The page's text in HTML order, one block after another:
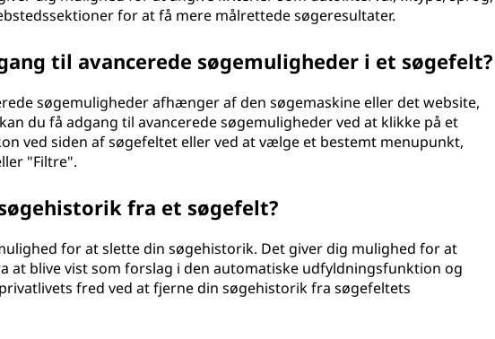
for at få mere målrettede søgeresultater.
til avancerede søgemuligheder i et søgefelt?
søgemuligheder afhænger af den søgemaskine eller det website,
du få adgang til avancerede søgemuligheder ved at klikke på et
ved siden af søgefeltet eller ved at vælge et bestemt menupunkt,
"Filtre".
fra et søgefelt?
for at slette din søgehistorik. Det giver dig mulighed for at
at blive vist som forslag i den automatiske udfyldningsfunktion og
fred ved at fjerne din søgehistorik fra søgefeltets